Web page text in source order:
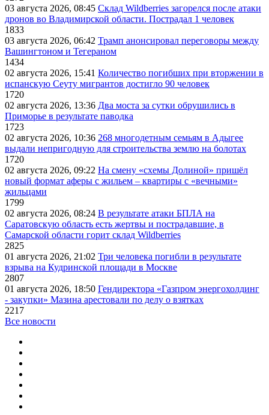
03 августа 2026, 08:45 Склад Wildberries загорелся после атаки
дронов во Владимирской области. Пострадал 1 человек
1833
03 августа 2026, 06:42 Трамп анонсировал переговоры между
Вашингтоном и Тегераном
1434
02 августа 2026, 15:41 Количество погибших при вторжении в
испанскую Сеуту мигрантов достигло 90 человек
1720
02 августа 2026, 13:36 Два моста за сутки обрушились в
Приморье в результате паводка
1723
02 августа 2026, 10:36 268 многодетным семьям в Адыгее
выдали непригодную для строительства землю на болотах
1720
02 августа 2026, 09:22 На смену «схемы Долиной» пришёл
новый формат аферы с жильем – квартиры с «вечными»
жильцами
1799
02 августа 2026, 08:24 В результате атаки БПЛА на
Саратовскую область есть жертвы и пострадавшие, в
Самарской области горит склад Wildberries
2825
01 августа 2026, 21:02 Три человека погибли в результате
взрыва на Кудринской площади в Москве
2807
01 августа 2026, 18:50 Гендиректора «Газпром энергохолдинг
- закупки» Мазина арестовали по делу о взятках
2217
Все новости